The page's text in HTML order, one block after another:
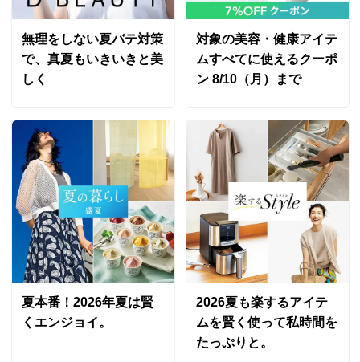
千葉県 60代以上女性
まだ１か月飲んでいないので、「これだ。」という効果
2021/03/05
大阪府 30代男性
どおしても酢の匂いが主張しています。それに此の商品
は人により合う合わないが有りますね。
2019/07/14
無理をしない夏バテ対策
で、真夏もいきいきと美
しく
対象の美容・健康アイテ
ムすべてに使えるクーポ
ン 8/10（月）まで
夏本番！2026年夏は賢
くエンジョイ。
2026夏も楽するアイテ
ムを賢く使って私時間を
たっぷりと。